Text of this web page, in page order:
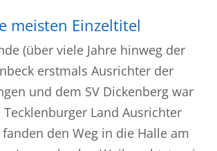
meisten Einzeltitel
(über viele Jahre hinweg der
erstmals Ausrichter der
und dem SV Dickenberg war
Land Ausrichter
den Weg in die Halle am